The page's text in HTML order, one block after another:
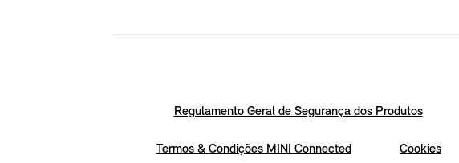
Regulamento Geral de Segurança dos Produtos
Termos & Condições MINI Connected Cookies